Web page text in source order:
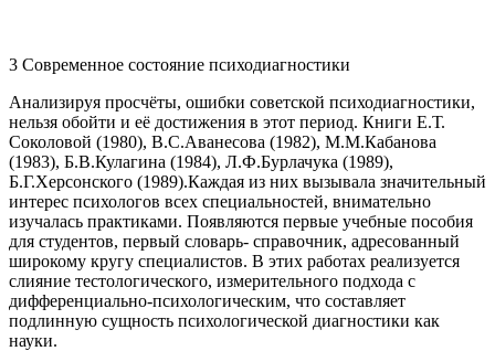
3 Современное состояние психодиагностики
Анализируя просчёты, ошибки советской психодиагностики,
нельзя обойти и её достижения в этот период. Книги Е.Т.
Соколовой (1980), В.С.Аванесова (1982), М.М.Кабанова
(1983), Б.В.Кулагина (1984), Л.Ф.Бурлачука (1989),
Б.Г.Херсонского (1989).Каждая из них вызывала значительный
интерес психологов всех специальностей, внимательно
изучалась практиками. Появляются первые учебные пособия
для студентов, первый словарь- справочник, адресованный
широкому кругу специалистов. В этих работах реализуется
слияние тестологического, измерительного подхода с
дифференциально-психологическим, что составляет
подлинную сущность психологической диагностики как
науки.